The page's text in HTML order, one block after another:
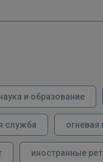
и образование
служба огневая
иностранные